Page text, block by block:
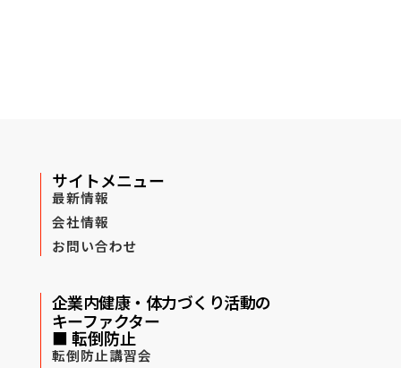
サイトメニュー
最新情報
会社情報
お問い合わせ
企業内健康・体力づくり活動の
キーファクター
■ 転倒防止
転倒防止講習会